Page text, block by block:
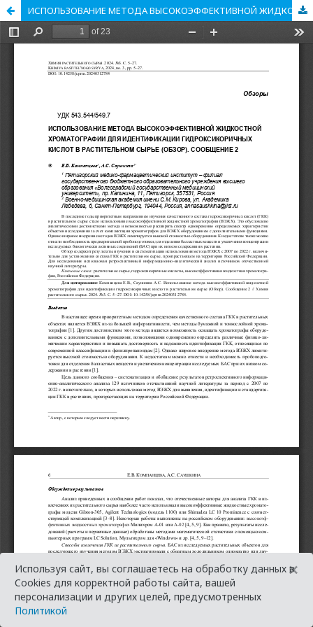
ИСПОЛЬЗОВАНИЕ МЕТОДА ВЫСОКОЭФФЕКТИВНОЙ ЖИДКОСТНОЙ ХРОМАТОГРАФИИ ДЛЯ ИДЕНТИФИКАЦИИ ГИДРОКСИКОРИЧНЫХ КИСЛОТ В РАСТИТЕЛЬНОМ СЫРЬЕ (ОБЗОР). СООБЩЕНИЕ 2
Используя сайт, вы соглашаетесь на обработку данных в
Cookies для корректной работы сайта, вашей
персонализации и других целей, предусмотренных
Политикой
×